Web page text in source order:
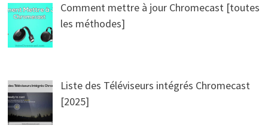
Comment mettre à jour Chromecast [toutes
les méthodes]
Liste des Téléviseurs intégrés Chromecast
[2025]